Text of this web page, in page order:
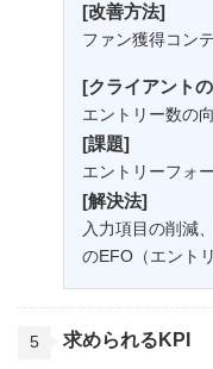
[改善方法]
ファン獲得コン
[クライアント
エントリー数の
[課題]
エントリーフォ
[解決法]
入力項目の削減
のEFO（エント
求められるKPI